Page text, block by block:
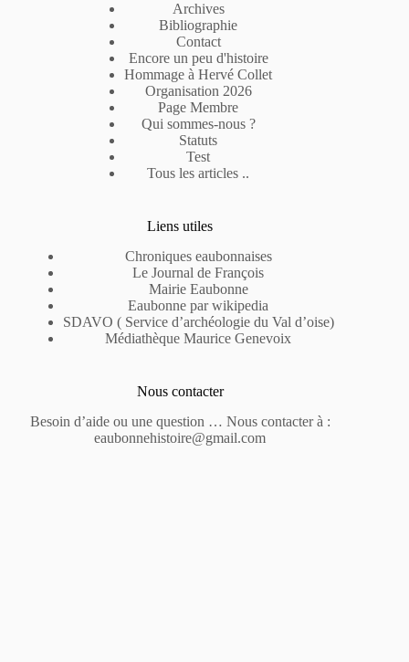
Archives
Bibliographie
Contact
Encore un peu d'histoire
Hommage à Hervé Collet
Organisation 2026
Page Membre
Qui sommes-nous ?
Statuts
Test
Tous les articles ..
Liens utiles
Chroniques eaubonnaises
Le Journal de François
Mairie Eaubonne
Eaubonne par wikipedia
SDAVO ( Service d’archéologie du Val d’oise)
Médiathèque Maurice Genevoix
Nous contacter
Besoin d’aide ou une question … Nous contacter à :
eaubonnehistoire@gmail.com